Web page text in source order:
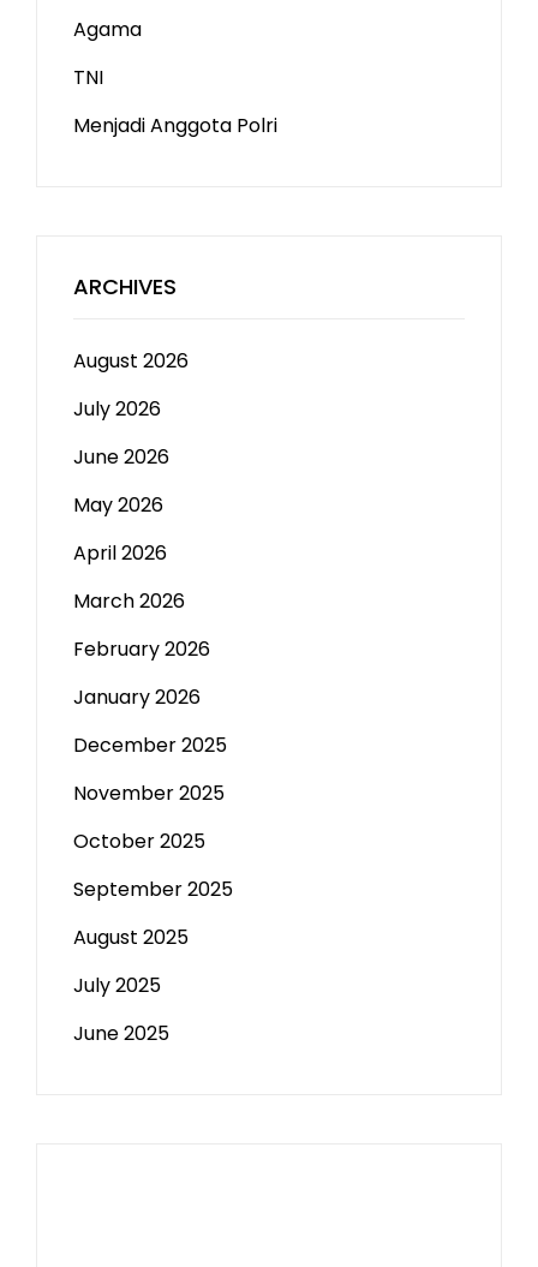
Agama
TNI
Menjadi Anggota Polri
ARCHIVES
August 2026
July 2026
June 2026
May 2026
April 2026
March 2026
February 2026
January 2026
December 2025
November 2025
October 2025
September 2025
August 2025
July 2025
June 2025